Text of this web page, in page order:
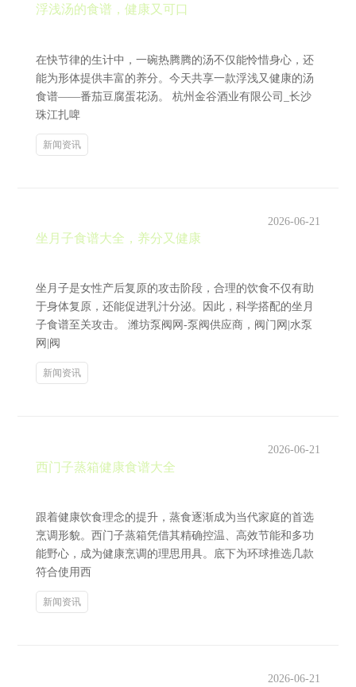
浮浅汤的食谱，健康又可口
在快节律的生计中，一碗热腾腾的汤不仅能怜惜身心，还
能为形体提供丰富的养分。今天共享一款浮浅又健康的汤
食谱——番茄豆腐蛋花汤。 杭州金谷酒业有限公司_长沙
珠江扎啤
新闻资讯
坐月子食谱大全，养分又健康
2026-06-21
坐月子是女性产后复原的攻击阶段，合理的饮食不仅有助
于身体复原，还能促进乳汁分泌。因此，科学搭配的坐月
子食谱至关攻击。 潍坊泵阀网-泵阀供应商，阀门网|水泵
网|阀
新闻资讯
西门子蒸箱健康食谱大全
2026-06-21
跟着健康饮食理念的提升，蒸食逐渐成为当代家庭的首选
烹调形貌。西门子蒸箱凭借其精确控温、高效节能和多功
能野心，成为健康烹调的理思用具。底下为环球推选几款
符合使用西
新闻资讯
2026-06-21